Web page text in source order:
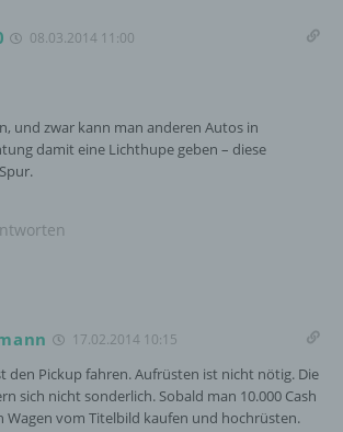
08.03.2014 11:00
und zwar kann man anderen Autos in
damit eine Lichthupe geben – diese
17.02.2014 10:15
den Pickup fahren. Aufrüsten ist nicht nötig. Die
sich nicht sonderlich. Sobald man 10.000 Cash
Wagen vom Titelbild kaufen und hochrüsten.
werden, unabhängig davon, ob
oder dem Recht der
möglicherweise
Daten erhalten, gelten
Behörde, Einrichtung oder andere
der betroffenen Person, dem
dem Auftragsverarbeiter
Personen, die unter der